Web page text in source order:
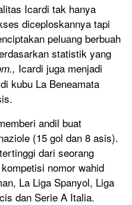
Icardi tak hanya
diceploskannya tapi
peluang berbuah
statistik yang
Icardi juga menjadi
kubu La Beneamata
andil buat
(15 gol dan 8 asis).
dari seorang
nomor wahid
La Liga Spanyol, Liga
dan Serie A Italia.